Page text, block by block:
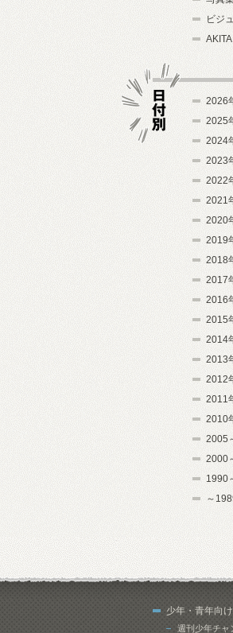
ビジ
2026
2025
2024
2023
2022
2021
2020
2019
2018
2017
2016
2015
2014
2013
2012
2011
2010
2005
2000
1990
～
少年・青年向
週刊少年チャ